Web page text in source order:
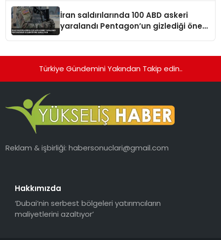
İran saldırılarında 100 ABD askeri
yaralandı Pentagon’un gizlediği öne
Türkiye Gündemini Yakından Takip edin..
Reklam & işbirliği:habersonuclari@gmail.com
Hakkımızda
‘Dubai’nin serbest bölgeleri yatırımcıların
maliyetlerini azaltıyor’